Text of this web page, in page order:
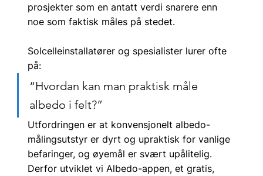
prosjekter som en antatt verdi snarere enn
noe som faktisk måles på stedet.
Solcelleinstallatører og spesialister lurer ofte
på:
“Hvordan kan man praktisk måle
albedo i felt?”
Utfordringen er at konvensjonelt albedo-
målingsutstyr er dyrt og upraktisk for vanlige
befaringer, og øyemål er svært upålitelig.
Derfor utviklet vi Albedo-appen, et gratis,